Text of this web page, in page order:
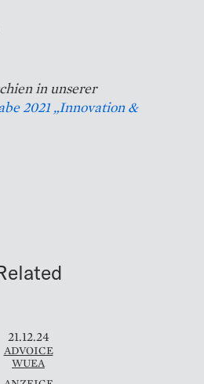
in unserer
2021 „Innovation &
21.12.24
ADVOICE
WUEA